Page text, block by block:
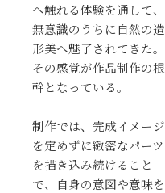
へ触れる体験を通して、
無意識のうちに自然の造
形美へ魅了されてきた。
その感覚が作品制作の根
幹となっている。
制作では、完成イメージ
を定めずに緻密なパーツ
を描き込み続けること
で、自身の意図や意味を